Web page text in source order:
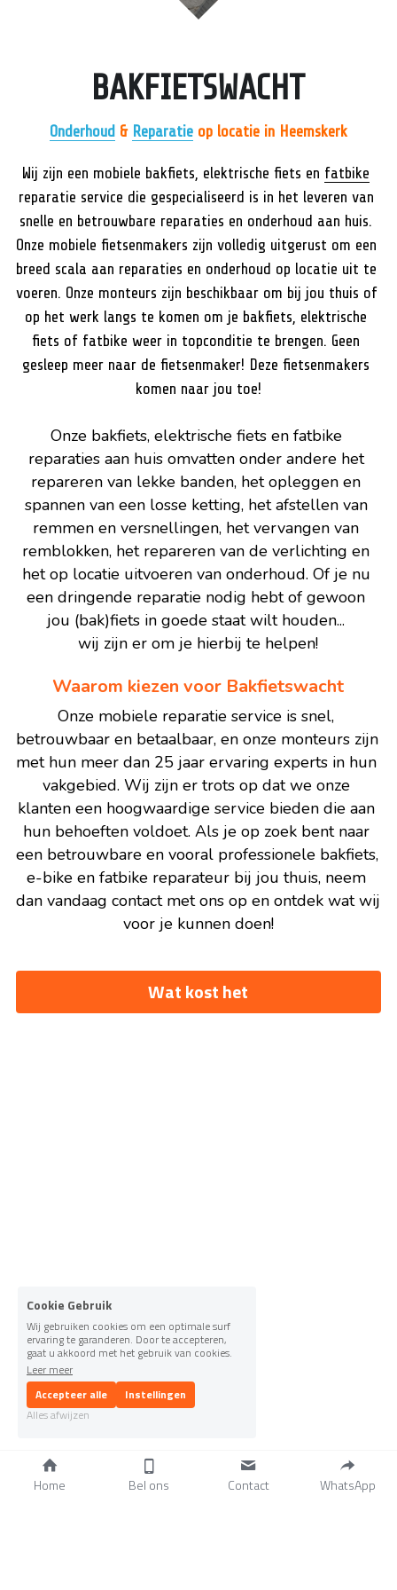
Bakfiets.nl
Gazelle
Lovens
Urban Arrow
Vogue bikes
Amsterdam
Castricum
Haarlem
Heemskerk
Hoofddorp
Krommenie
Zaandam
Uitgeest
Wormer
Wormerveer
BAKFIETSWACHT
Onderhoud & Reparatie op locatie in Heemskerk
Wij zijn een mobiele bakfiets, elektrische fiets en fatbike
reparatie service die gespecialiseerd is in het leveren van
snelle en betrouwbare reparaties en onderhoud aan huis.
Onze mobiele fietsenmakers zijn volledig uitgerust om een
breed scala aan reparaties en onderhoud op locatie uit te
voeren. Onze monteurs zijn beschikbaar om bij jou thuis of
op het werk langs te komen om je bakfiets, elektrische
fiets of fatbike weer in topconditie te brengen. Geen
gesleep meer naar de fietsenmaker! Deze fietsenmakers
komen naar jou toe!
Onze bakfiets, elektrische fiets en fatbike
reparaties aan huis omvatten onder andere het
repareren van lekke banden, het opleggen en
spannen van een losse ketting, het afstellen van
remmen en versnellingen, het vervangen van
remblokken, het repareren van de verlichting en
het op locatie uitvoeren van onderhoud. Of je nu
een dringende reparatie nodig hebt of gewoon
jou (bak)fiets in goede staat wilt houden...
wij zijn er om je hierbij te helpen!
Waarom kiezen voor Bakfietswacht
Onze mobiele reparatie service is snel,
betrouwbaar en betaalbaar, en onze monteurs zijn
met hun meer dan 25 jaar ervaring experts in hun
vakgebied. Wij zijn er trots op dat we onze
klanten een hoogwaardige service bieden die aan
hun behoeften voldoet. Als je op zoek bent naar
een betrouwbare en vooral professionele bakfiets,
e-bike en fatbike reparateur bij jou thuis, neem
dan vandaag contact met ons op en ontdek wat wij
voor je kunnen doen!
Wat kost het
Home Bel ons Contact WhatsApp
Cookie Gebruik
Wij gebruiken cookies om een optimale surf
ervaring te garanderen. Door te accepteren,
gaat u akkoord met het gebruik van cookies.
Leer meer
Accepteer alle
Instellingen
Alles afwijzen